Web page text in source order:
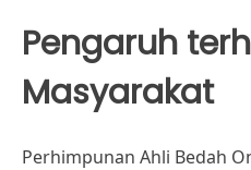
Pengaruh
Masyarakat
Perhimpunan Ahli Bedah